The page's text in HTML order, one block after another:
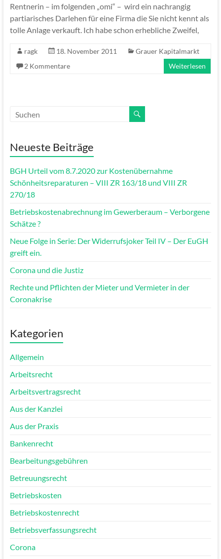
Rentnerin – im folgenden „omi“ – wird ein nachrangig
partiarisches Darlehen für eine Firma die Sie nicht kennt als
tolle Anlage verkauft. Ich habe schon erhebliche Zweifel,
ragk 18. November 2011
Grauer Kapitalmarkt
2 Kommentare
Weiterlesen
Neueste Beiträge
BGH Urteil vom 8.7.2020 zur Kostenübernahme
Schönheitsreparaturen – VIII ZR 163/18 und VIII ZR
270/18
Betriebskostenabrechnung im Gewerberaum – Verborgene
Schätze ?
Neue Folge in Serie: Der Widerrufsjoker Teil IV – Der EuGH
greift ein.
Corona und die Justiz
Rechte und Pflichten der Mieter und Vermieter in der
Coronakrise
Kategorien
Allgemein
Arbeitsrecht
Arbeitsvertragsrecht
Aus der Kanzlei
Aus der Praxis
Bankenrecht
Bearbeitungsgebühren
Betreuungsrecht
Betriebskosten
Betriebskostenrecht
Betriebsverfassungsrecht
Corona